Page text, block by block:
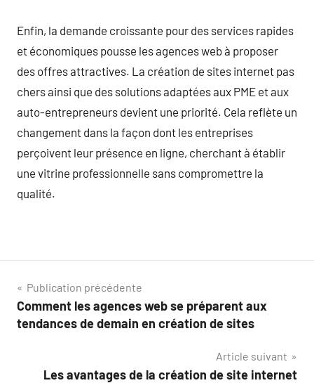
Enfin, la demande croissante pour des services rapides
et économiques pousse les agences web à proposer
des offres attractives. La création de sites internet pas
chers ainsi que des solutions adaptées aux PME et aux
auto-entrepreneurs devient une priorité. Cela reflète un
changement dans la façon dont les entreprises
perçoivent leur présence en ligne, cherchant à établir
une vitrine professionnelle sans compromettre la
qualité.
Navigation
de
Publication précédente
Comment les agences web se préparent aux
tendances de demain en création de sites
Article suivant
Les avantages de la création de site internet